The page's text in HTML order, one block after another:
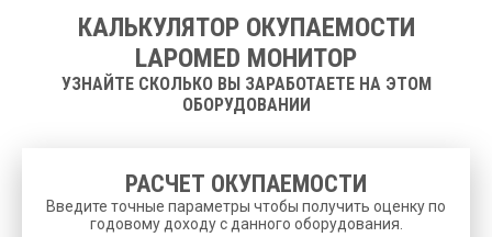
КАЛЬКУЛЯТОР ОКУПАЕМОСТИ
LAPOMED МОНИТОР
УЗНАЙТЕ СКОЛЬКО ВЫ ЗАРАБОТАЕТЕ НА ЭТОМ
ОБОРУДОВАНИИ
РАСЧЕТ ОКУПАЕМОСТИ
Введите точные параметры чтобы получить оценку по
годовому доходу с данного оборудования.